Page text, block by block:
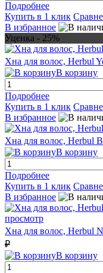
Подробнее
Купить в 1 клик
В избранное
Уценка - 25%
Хна для волос, Herbul
В корзину
Подробнее
Купить в 1 клик
В избранное
Хна для волос, Herbul
В корзину
Подробнее
Купить в 1 клик
В избранное
просмотр
Хна для волос, Herbul
₽
В корзину